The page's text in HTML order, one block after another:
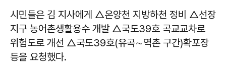
시민들은 김 지사에게 △온양천 지방하천 정비 △선장
지구 농어촌생활용수 개발 △국도39호 곡교교차로
위험도로 개선 △국도39호(유곡∼역촌 구간)확포장
등을 요청했다.